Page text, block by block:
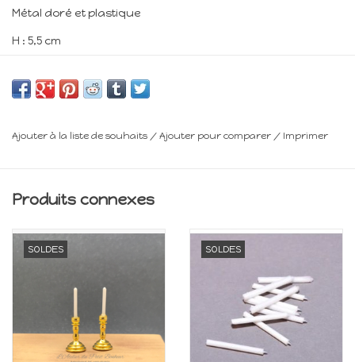
Métal doré et plastique
H : 5,5 cm
Minimum 14 ans
Ajouter à la liste de souhaits / Ajouter pour comparer / Imprimer
Produits connexes
SOLDES SOLDES